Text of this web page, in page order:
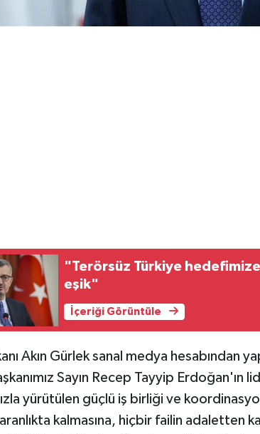
"Terörsüz Türkiye
eşik"
İçeriği Görüntüle
Akın Gürlek sanal medya hesabından
Sayın Recep Tayyip Erdoğan'ın
yürütülen güçlü iş birliği ve
kalmasına, hiçbir failin adaletten